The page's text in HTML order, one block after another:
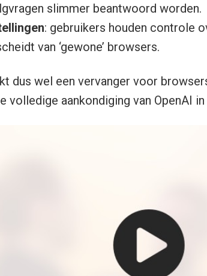
slimmer beantwoord worden.
: gebruikers houden controle
van ‘gewone’ browsers.
dus wel een vervanger voor
volledige aankondiging van OpenAI